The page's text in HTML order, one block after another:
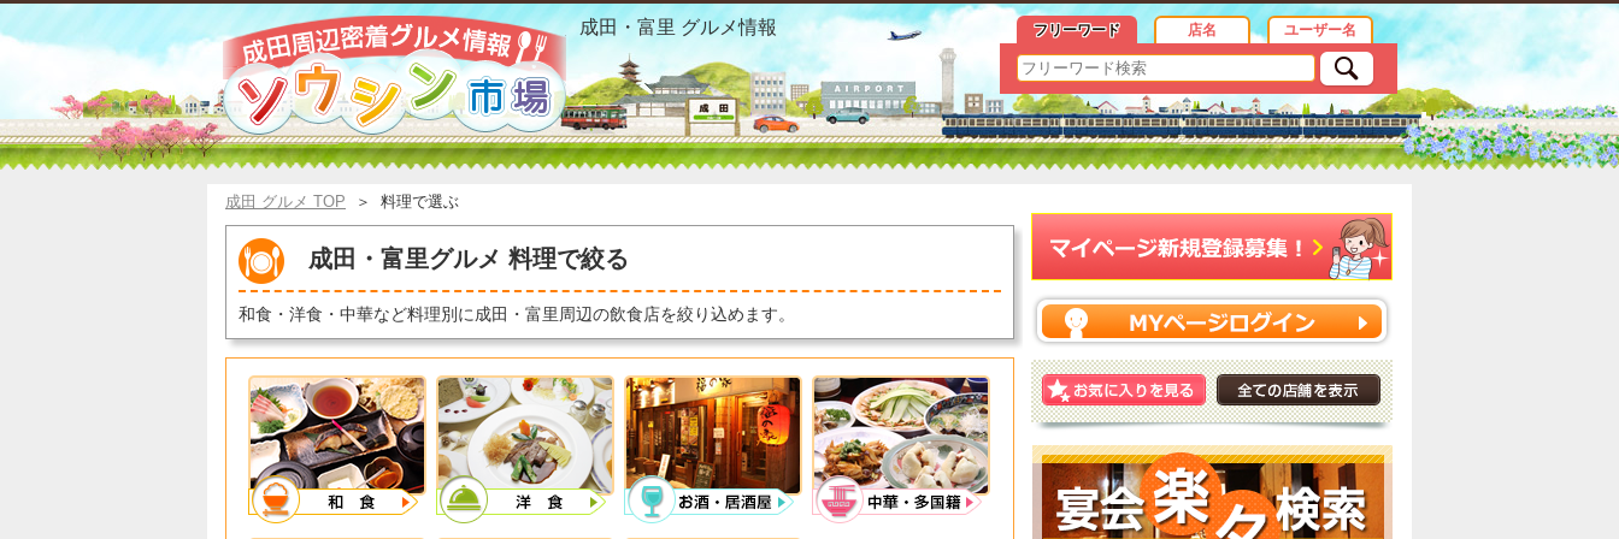
成田市 グルメ 料理で絞るおすすめ情報
成田・富里 グルメ情報 フリーワード 店名 ユーザー名
成田 グルメ TOP ＞ 料理で選ぶ
成田・富里グルメ 料理で絞る
和食・洋食・中華など料理別に成田・富里周辺の飲食店を絞り込めます。